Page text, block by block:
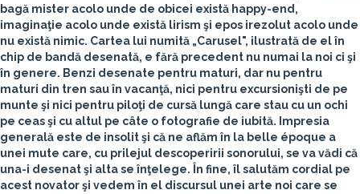
bagă mister acolo unde de obicei există happy-end,
imaginaţie acolo unde există lirism şi epos irezolut acolo unde
nu există nimic. Cartea lui numită „Carusel", ilustrată de el în
chip de bandă desenată, e fără precedent nu numai la noi ci şi
în genere. Benzi desenate pentru maturi, dar nu pentru
maturi din tren sau în vacanţă, nici pentru excursionişti de pe
munte şi nici pentru piloţi de cursă lungă care stau cu un ochi
pe ceas şi cu altul pe câte o fotografie de iubită. Impresia
generală este de insolit şi că ne aflăm în la belle époque a
unei mute care, cu prilejul descoperirii sonorului, se va vădi că
una-i desenat şi alta se înţelege. În fine, îl salutăm cordial pe
acest novator şi vedem în el discursul unei arte noi care se